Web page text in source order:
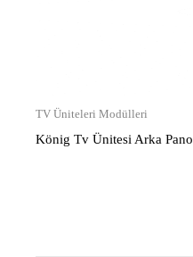
TV Üniteleri Modülleri
König Tv Ünitesi Arka Pano